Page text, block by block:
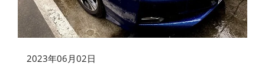
2023年06月02日